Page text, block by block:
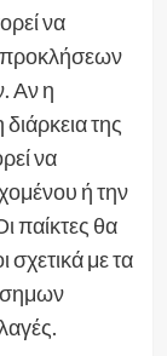
να
προκλήσεων
Αν η
της
να
ή την
παίκτες θα
με τα